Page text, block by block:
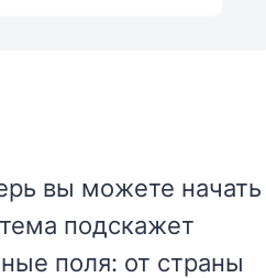
вы можете начать
подскажет
поля: от страны